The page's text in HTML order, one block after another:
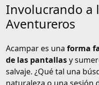
Involucrando a
Aventureros
Acampar es una forma
de las pantallasy
salvaje. ¿Qué tal una
naturaleza o una sesión